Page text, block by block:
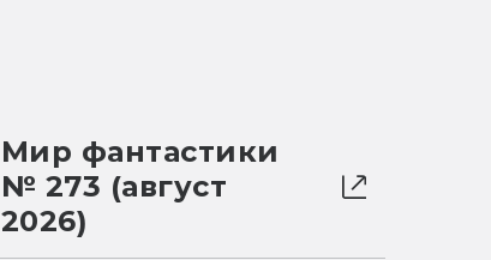
Мир фантастики
№ 273 (август
2026)